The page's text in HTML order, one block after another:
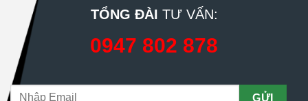
TỔNG ĐÀI TƯ VẤN:
0947 802 878